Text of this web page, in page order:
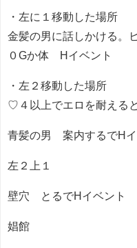
・左に１移動した場所
金髪の男に話しかける。
０Gか体 Hイベント
・左２移動した場所
♡４以上でエロを耐える
青髪の男 案内するでHイ
左２上１
壁穴 とるでHイベント
娼館